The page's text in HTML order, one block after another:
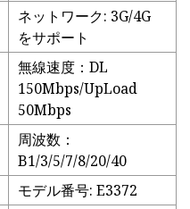
ネットワーク: 3G/4G
をサポート
無線速度：DL
150Mbps/UpLoad
50Mbps
周波数：
B1/3/5/7/8/20/40
モデル番号: E3372